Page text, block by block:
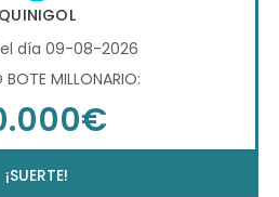
QUINIGOL
día 09-08-2026
BOTE MILLONARIO:
¡SUERTE!